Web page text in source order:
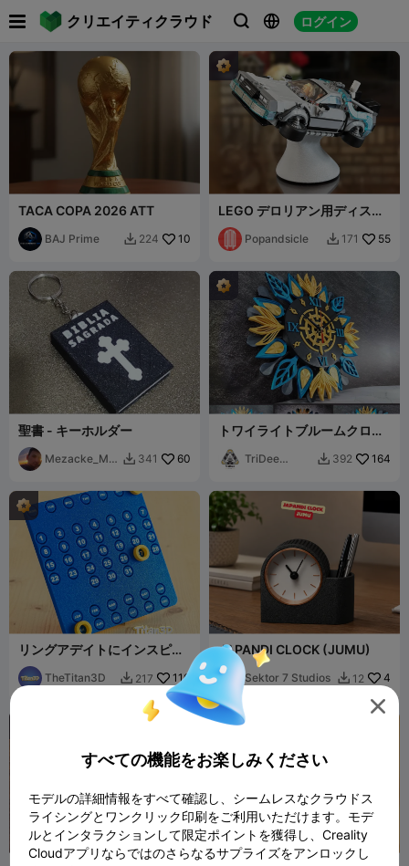
クリエイティクラウド   ログイン
 
TACA COPA 2026 ATT
BAJ Prime  224 10
LEGO デロリアン用ディスプ
レイスタンド - (スピードチャ
ンピオン #77256)
Popandsicle  171 55
聖書 - キーホルダー
Mezacke_Mz
 341 60
トワイライトブルームクロッ
TriDee
 392 164
リングアデイトにインスピレ
ーションを得た万年暦
TheTitan3D  217 110
JAPANDI CLOCK (JUMU)
Sektor 7 Studios  12 4

すべての機能をお楽しみください
モデルの詳細情報をすべて確認し、シームレスなクラウドス
ライシングとワンクリック印刷をご利用いただけます。モデ
ルとインタラクションして限定ポイントを獲得し、Creality
Cloudアプリならではのさらなるサプライズをアンロックし